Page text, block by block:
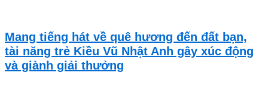
Mang tiếng hát về quê hương đến đất bạn,
tài năng trẻ Kiều Vũ Nhật Anh gây xúc động
và giành giải thưởng